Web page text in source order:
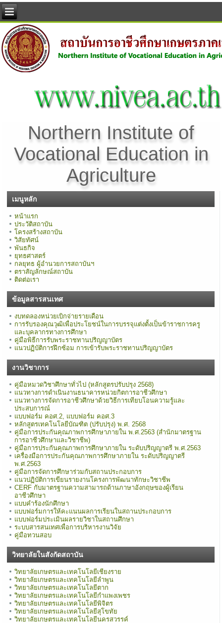
Northern Institute of
Vocational Education in
Agriculture
เมนูหลัก
หน้าแรก
ประวัติสถาบัน
โครงสร้างสถาบัน
วิสัยทัศน์
พันธกิจ
ยุทธศาสตร์
กลยุทธ ผู้อำนวยการสถาบันฯ
ตราสัญลักษณ์สถาบัน
ติดต่อเรา
ข้อมูลสารสนเทศ
งบทดลองหน่วยเบิกจ่ายรายเดือน
การรับรองคุณวุฒิเพื่อประโยชน์ในการบรรจุแต่งตั้งเป็นข้าราชการครู
และบุคลากรทางการศึกษา
คู่มือพิธีการรับพระราชทานปริญญาบัตร
แนวปฏิบัติการฝึกซ้อม การเข้ารับพระราชทานปริญญาบัตร
งานวิชาการ
คู่มือหมวดวิชาศึกษาทั่วไป (หลักสูตรปรับปรุง 2568)
แนวทางการดำเนินงานธนาคารหน่วยกิตการอาชีวศึกษา
แนวทางการจัดการอาชีวศึกษาด้วยวิธีการเทียบโอนความรู้และ
ประสบการณ์
แบบฟอร์ม คอศ.2, แบบฟอร์ม คอศ.3
หลักสูตรเทคโนโลยีบัณฑิต (ปรับปรุง) พ.ศ. 2568
คู่มือการประกันคุณภาพการศึกษาภายใน พ.ศ.2563 (สำนักมาตรฐาน
การอาชีวศึกษาและวิชาชีพ)
คู่มือการประกันคุณภาพการศึกษาภายใน ระดับปริญญาตรี พ.ศ.2563
เครื่องมือการประกันคุณภาพการศึกษาภายใน ระดับปริญญาตรี
พ.ศ.2563
คู่มือการจัดการศึกษาร่วมกับสถานประกอบการ
แนวปฏิบัติการเขียนรายงานโครงการพัฒนาทักษะวิชาชีพ
CERF กับมาตรฐานความสามารถด้านภาษาอังกฤษของผู้เรียน
อาชีวศึกษา
แบบคำร้องนักศึกษา
แบบฟอร์มการให้คะแนนผลการเรียนในสถานประกอบการ
แบบฟอร์มประเมินผลรายวิชาในสถานศึกษา
ระบบสารสนเทศเพื่อการบริหารงานวิจัย
คู่มือทวนสอบ
วิทยาลัยในสังกัดสถาบัน
วิทยาลัยเกษตรและเทคโนโลยีเชียงราย
วิทยาลัยเกษตรและเทคโนโลยีลำพูน
วิทยาลัยเกษตรและเทคโนโลยีตาก
วิทยาลัยเกษตรและเทคโนโลยีกำแพงเพชร
วิทยาลัยเกษตรและเทคโนโลยีพิจิตร
วิทยาลัยเกษตรและเทคโนโลยีสุโขทัย
วิทยาลัยเกษตรและเทคโนโลยีนครสวรรค์